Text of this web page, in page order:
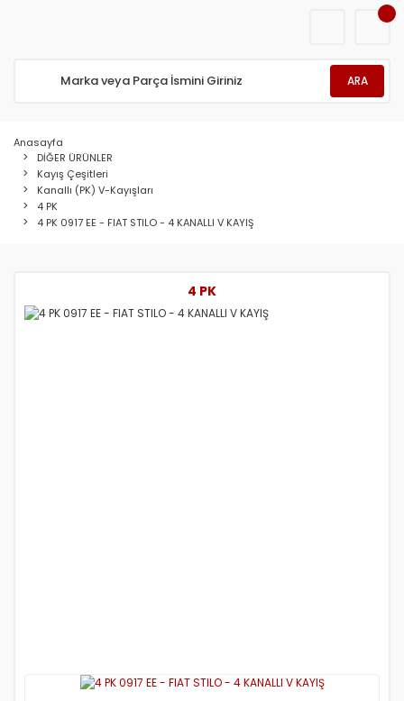
ARA
Anasayfa
DİĞER ÜRÜNLER
Kayış Çeşitleri
Kanallı (PK) V-Kayışları
4 PK
4 PK 0917 EE - FIAT STILO - 4 KANALLI V KAYIŞ
4 PK